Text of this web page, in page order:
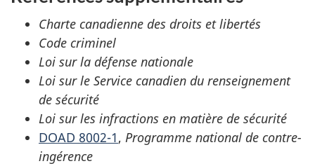
Charte canadienne des droits et libertés
Code criminel
Loi sur la défense nationale
Loi sur le Service canadien du renseignement
de sécurité
Loi sur les infractions en matière de sécurité
DOAD 8002-1, Programme national de contre-
ingérence